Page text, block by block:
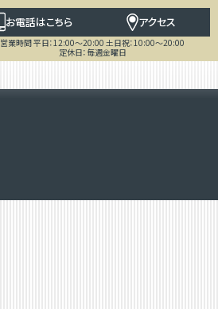
お電話はこちら アクセス
営業時間 平日：12:00～20:00 土日祝：10:00～20:00
定休日：毎週金曜日